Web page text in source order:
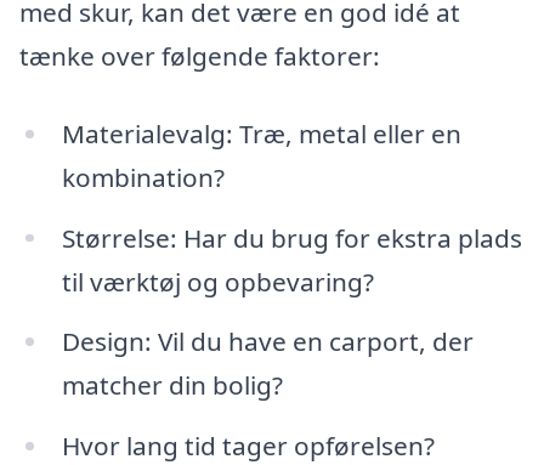
med skur, kan det være en god idé at
tænke over følgende faktorer:
Materialevalg: Træ, metal eller en
kombination?
Størrelse: Har du brug for ekstra plads
til værktøj og opbevaring?
Design: Vil du have en carport, der
matcher din bolig?
Hvor lang tid tager opførelsen?